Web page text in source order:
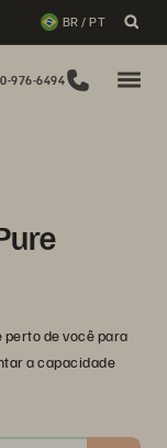
BR / PT
976-6494
perto de você para
a capacidade